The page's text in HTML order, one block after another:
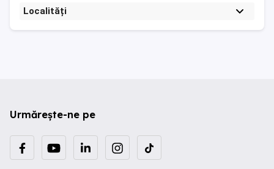
Localități
Urmărește-ne pe